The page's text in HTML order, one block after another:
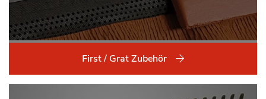
First / Grat Zubehör